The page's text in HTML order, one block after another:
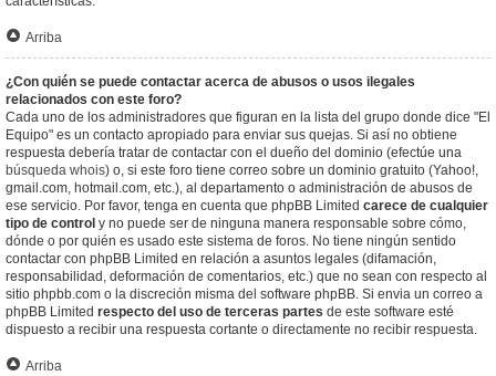
Arriba
¿Con quién se puede contactar acerca de abusos o usos ilegales
relacionados con este foro?
Cada uno de los administradores que figuran en la lista del grupo donde dice "El
Equipo" es un contacto apropiado para enviar sus quejas. Si así no obtiene
respuesta debería tratar de contactar con el dueño del dominio (efectúe una
búsqueda whois) o, si este foro tiene correo sobre un dominio gratuito (Yahoo!,
gmail.com, hotmail.com, etc.), al departamento o administración de abusos de
ese servicio. Por favor, tenga en cuenta que phpBB Limited carece de cualquier
tipo de control y no puede ser de ninguna manera responsable sobre cómo,
dónde o por quién es usado este sistema de foros. No tiene ningún sentido
contactar con phpBB Limited en relación a asuntos legales (difamación,
responsabilidad, deformación de comentarios, etc.) que no sean con respecto al
sitio phpbb.com o la discreción misma del software phpBB. Si envia un correo a
phpBB Limited respecto del uso de terceras partes de este software esté
dispuesto a recibir una respuesta cortante o directamente no recibir respuesta.
Arriba